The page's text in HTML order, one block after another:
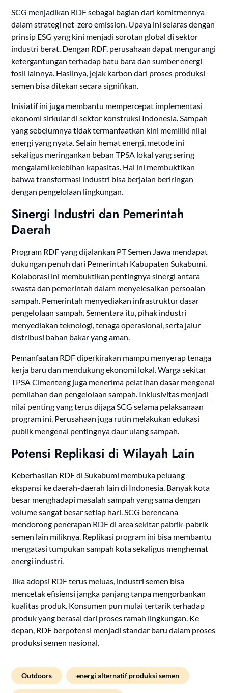
SCG menjadikan RDF sebagai bagian dari komitmennya
dalam strategi net-zero emission. Upaya ini selaras dengan
prinsip ESG yang kini menjadi sorotan global di sektor
industri berat. Dengan RDF, perusahaan dapat mengurangi
ketergantungan terhadap batu bara dan sumber energi
fosil lainnya. Hasilnya, jejak karbon dari proses produksi
semen bisa ditekan secara signifikan.
Inisiatif ini juga membantu mempercepat implementasi
ekonomi sirkular di sektor konstruksi Indonesia. Sampah
yang sebelumnya tidak termanfaatkan kini memiliki nilai
energi yang nyata. Selain hemat energi, metode ini
sekaligus meringankan beban TPSA lokal yang sering
mengalami kelebihan kapasitas. Hal ini membuktikan
bahwa transformasi industri bisa berjalan beriringan
dengan pengelolaan lingkungan.
Sinergi Industri dan Pemerintah
Daerah
Program RDF yang dijalankan PT Semen Jawa mendapat
dukungan penuh dari Pemerintah Kabupaten Sukabumi.
Kolaborasi ini membuktikan pentingnya sinergi antara
swasta dan pemerintah dalam menyelesaikan persoalan
sampah. Pemerintah menyediakan infrastruktur dasar
pengelolaan sampah. Sementara itu, pihak industri
menyediakan teknologi, tenaga operasional, serta jalur
distribusi bahan bakar yang aman.
Pemanfaatan RDF diperkirakan mampu menyerap tenaga
kerja baru dan mendukung ekonomi lokal. Warga sekitar
TPSA Cimenteng juga menerima pelatihan dasar mengenai
pemilahan dan pengelolaan sampah. Inklusivitas menjadi
nilai penting yang terus dijaga SCG selama pelaksanaan
program ini. Perusahaan juga rutin melakukan edukasi
publik mengenai pentingnya daur ulang sampah.
Potensi Replikasi di Wilayah Lain
Keberhasilan RDF di Sukabumi membuka peluang
ekspansi ke daerah-daerah lain di Indonesia. Banyak kota
besar menghadapi masalah sampah yang sama dengan
volume sangat besar setiap hari. SCG berencana
mendorong penerapan RDF di area sekitar pabrik-pabrik
semen lain miliknya. Replikasi program ini bisa membantu
mengatasi tumpukan sampah kota sekaligus menghemat
energi industri.
Jika adopsi RDF terus meluas, industri semen bisa
mencetak efisiensi jangka panjang tanpa mengorbankan
kualitas produk. Konsumen pun mulai tertarik terhadap
produk yang berasal dari proses ramah lingkungan. Ke
depan, RDF berpotensi menjadi standar baru dalam proses
produksi semen nasional.
Outdoors energi alternatif produksi semen